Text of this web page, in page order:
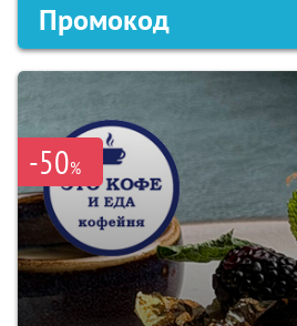
Промокод
-50%